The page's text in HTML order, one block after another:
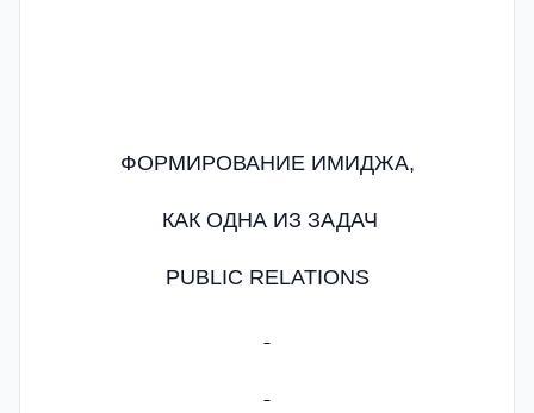
ФОРМИРОВАНИЕ ИМИДЖА,
КАК ОДНА ИЗ ЗАДАЧ
PUBLIC RELATIONS